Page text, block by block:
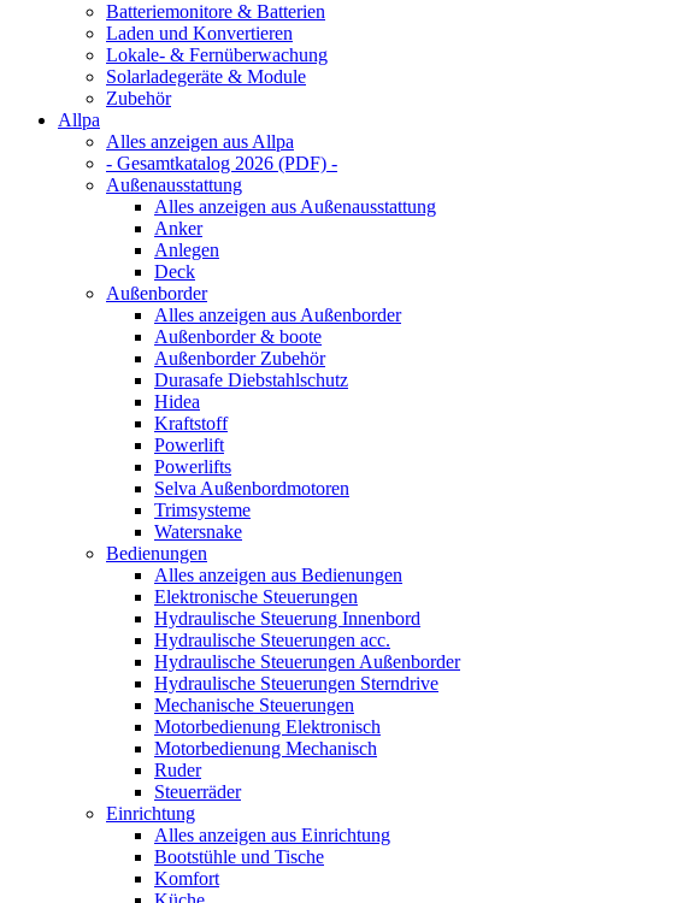
Batteriemonitore & Batterien
Laden und Konvertieren
Lokale- & Fernüberwachung
Solarladegeräte & Module
Zubehör
Allpa
Alles anzeigen aus Allpa
- Gesamtkatalog 2026 (PDF) -
Außenausstattung
Alles anzeigen aus Außenausstattung
Anker
Anlegen
Deck
Außenborder
Alles anzeigen aus Außenborder
Außenborder & boote
Außenborder Zubehör
Durasafe Diebstahlschutz
Hidea
Kraftstoff
Powerlift
Powerlifts
Selva Außenbordmotoren
Trimsysteme
Watersnake
Bedienungen
Alles anzeigen aus Bedienungen
Elektronische Steuerungen
Hydraulische Steuerung Innenbord
Hydraulische Steuerungen acc.
Hydraulische Steuerungen Außenborder
Hydraulische Steuerungen Sterndrive
Mechanische Steuerungen
Motorbedienung Elektronisch
Motorbedienung Mechanisch
Ruder
Steuerräder
Einrichtung
Alles anzeigen aus Einrichtung
Bootstühle und Tische
Komfort